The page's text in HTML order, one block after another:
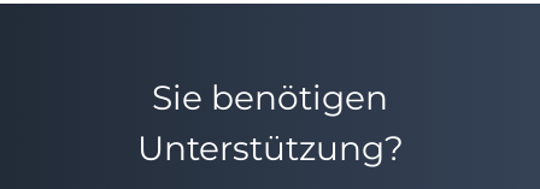
Sie benötigen
Unterstützung?